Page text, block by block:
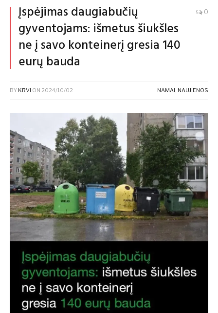
Įspėjimas daugiabučių
gyventojams: išmetus šiukšles
ne į savo konteinerį gresia 140
eurų bauda
0
BY KRVI ON 2024/10/02 NAMAI NAUJIENOS